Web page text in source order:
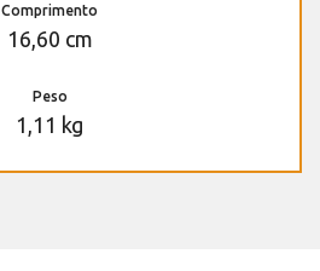
Comprimento
16,60 cm
Peso
1,11 kg